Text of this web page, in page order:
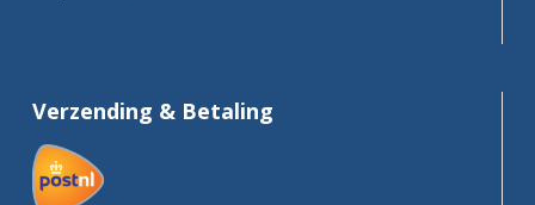
Verzending & Betaling